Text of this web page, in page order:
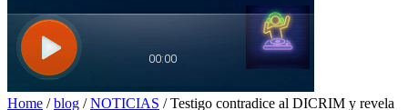
Home / blog / NOTICIAS / Testigo contradice al DICRIM y revela